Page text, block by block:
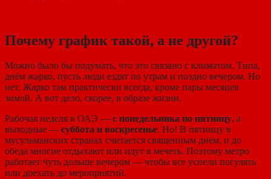
Почему график такой, а не другой?
Можно было бы подумать, что это связано с климатом. Типа,
днём жарко, пусть люди ездят по утрам и поздно вечером. Но
нет. Жарко там практически всегда, кроме пары месяцев
зимой. А вот дело, скорее, в образе жизни.
Рабочая неделя в ОАЭ — с понедельника по пятницу, а
выходные — суббота и воскресенье. Но! В пятницу в
мусульманских странах считается священным днём, и до
обеда многие отдыхают или идут в мечеть. Поэтому метро
работает чуть дольше вечером — чтобы все успели погулять
или доехать до мероприятий.